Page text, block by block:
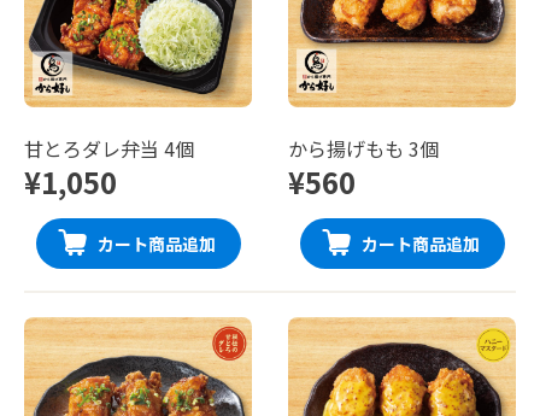
甘とろダレ弁当 4個
¥1,050
カート商品追加
から揚げもも 3個
¥560
カート商品追加